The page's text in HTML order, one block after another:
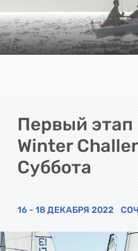
Первый этап
Winter
Суббота
16 - 18 ДЕКАБРЯ 2022